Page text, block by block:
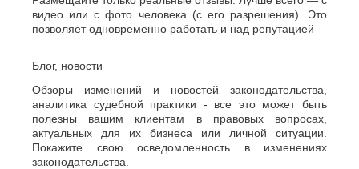
видео или с фото человека (с его разрешения). Это
позволяет одновременно работать и над репутацией
Блог, новости
Обзоры изменений и новостей законодательства,
аналитика судебной практики - все это может быть
полезны вашим клиентам в правовых вопросах,
актуальных для их бизнеса или личной ситуации.
Покажите свою осведомленность в изменениях
законодательства.